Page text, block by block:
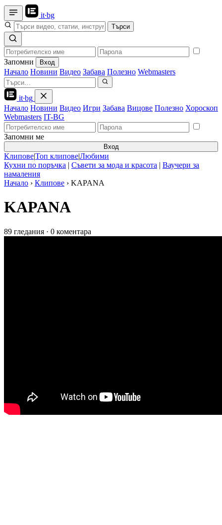
it·bg
Търси
Запомни Вход
Начало Новини Видео Забава Полезно Webmasters
it·bg
Начало Новини Видео Игри Забава Вицове Полезно Хороскоп
Webmasters IT-BG
Запомни ме
Вход
Клипове|Топ клипове|Любими
Кухни по поръчка | Съвети за мода и красота | Ваучери за
намаления
Начало › Клипове › KAPANA
KAPANA
89 гледания · 0 коментара